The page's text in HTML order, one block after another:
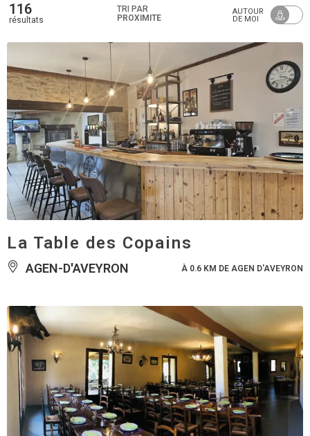
116
résultats
TRI PAR
PROXIMITÉ
AUTOUR
DE MOI
La Table des Copains
AGEN-D'AVEYRON À 0.6 KM DE AGEN D'AVEYRON